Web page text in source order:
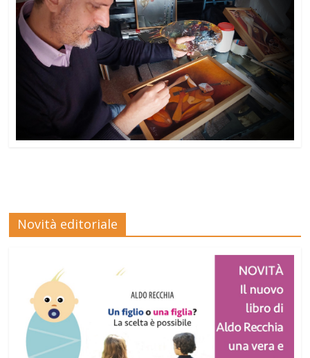
Novità editoriale